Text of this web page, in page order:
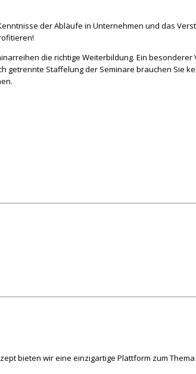
der Abläufe in Unternehmen und das
die richtige Weiterbildung. Ein
getrennte Staffelung der Seminare brauchen Sie
bieten wir eine einzigartige Plattform zum